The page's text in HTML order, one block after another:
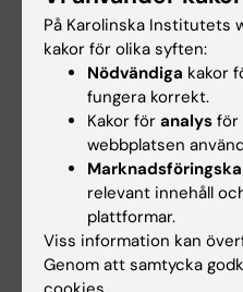
laborationer och teori.
presentation av
Arbetsformer
Individuellt baserat
Examination
Skriftlig och muntlig
På Karolinska Institutets
kakor för olika syften:
Nödvändiga kakor
fungera korrekt.
Kakor för analys för
webbplatsen
relevant innehåll
plattformar.
Viss information kan
Genom att samtycka